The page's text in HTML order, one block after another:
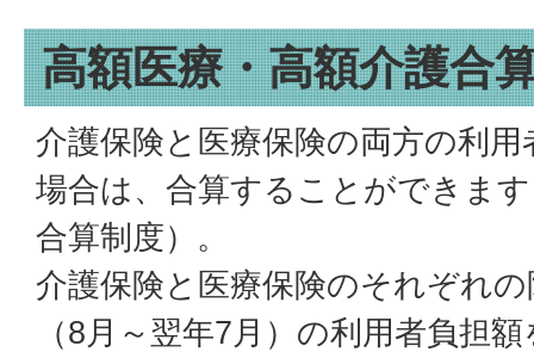
高額医療・高額介護合
介護保険と医療保険の両方の利
場合は、合算することができま
合算制度）。
介護保険と医療保険のそれぞれ
（8月～翌年7月）の利用者負担